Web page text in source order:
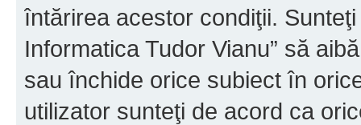
întărirea acestor condiţii.
Informatica Tudor Vianu” să
sau închide orice subiect în
utilizator sunteţi de acord ca